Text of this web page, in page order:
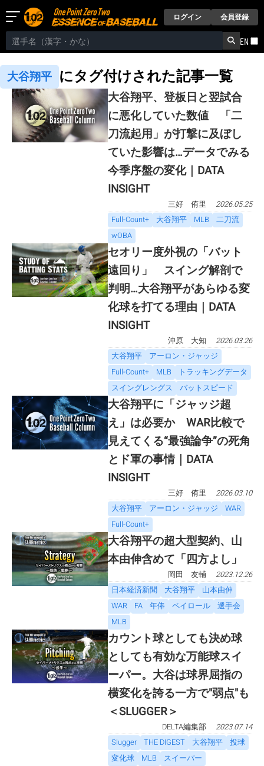
ログイン 会員登録
EN
大谷翔平 にタグ付けされた記事一覧
大谷翔平、登板日と翌試合
に悪化していた数値 「二
刀流起用」が打撃に及ぼし
ていた影響は…データでみる
今季序盤の変化｜DATA
INSIGHT
三好 侑里
2026.05.25
Full-Count+
大谷翔平 MLB
二刀流
wOBA
セオリー度外視の「バット
遠回り」 スイング解剖で
判明…大谷翔平があらゆる変
化球を打てる理由｜DATA
INSIGHT
沖原 大知
2026.03.26
大谷翔平
アーロン・ジャッジ
Full-Count+
MLB
トラッキングデータ
スイングレングス
バットスピード
大谷翔平に「ジャッジ超
え」は必要か WAR比較で
見えてくる“最強論争”の死角
とド軍の事情｜DATA
INSIGHT
三好 侑里
2026.03.10
大谷翔平
アーロン・ジャッジ
WAR
Full-Count+
大谷翔平の超大型契約、山
本由伸含めて「四方よし」
岡田 友輔
2023.12.26
日本経済新聞
大谷翔平
山本由伸
WAR
FA 年俸 ペイロール
選手会
MLB
カウント球としても決め球
としても有効な万能球スイ
ーパー。大谷は球界屈指の
横変化を誇る一方で"弱点"も
＜SLUGGER＞
DELTA編集部
2023.07.14
Slugger
THE DIGEST 大谷翔平
投球
変化球
MLB スイーパー